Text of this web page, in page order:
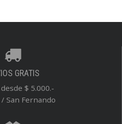
GRATIS
$ 5.000.-
San Fernando